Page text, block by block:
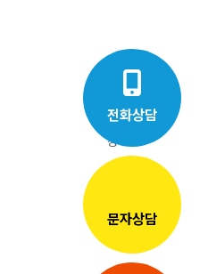
전화상담
문자상담
정**